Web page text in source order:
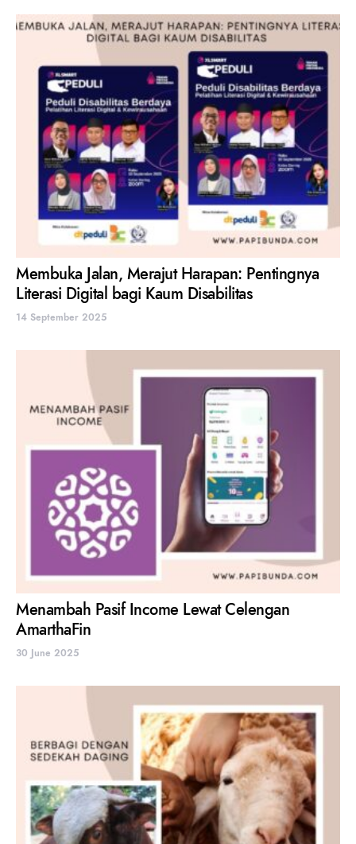
Membuka Jalan, Merajut Harapan: Pentingnya
Literasi Digital bagi Kaum Disabilitas
14 September 2025
Menambah Pasif Income Lewat Celengan
AmarthaFin
30 June 2025